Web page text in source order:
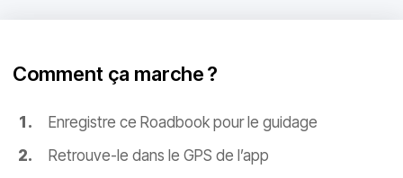
Comment ça marche ?
Enregistre ce Roadbook pour le guidage
Retrouve-le dans le GPS de l’app